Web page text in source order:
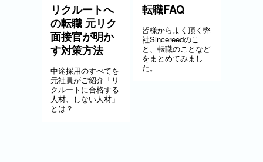
リクルートへ
の転職 元リク
面接官が明か
す対策方法
中途採用のすべてを
元社員がご紹介「リ
クルートに合格する
人材、しない人材」
とは？
転職FAQ
皆様からよく頂く弊
社Sincereedのこ
と、転職のことなど
をまとめてみまし
た。